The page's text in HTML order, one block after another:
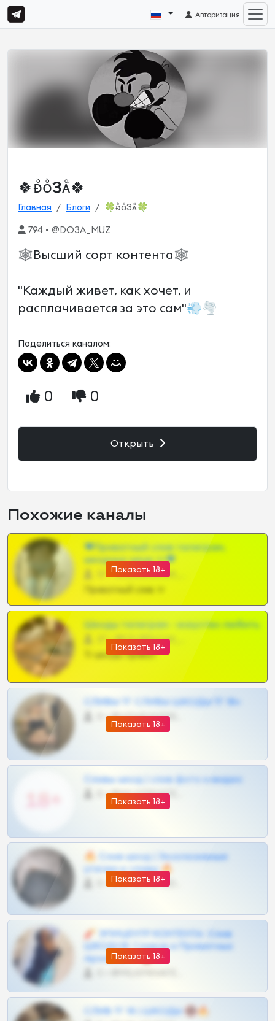
Авторизация
🍀ᴆᷘᴏᷳ3ᴀᷧ🍀
Главная Блоги 🍀ᴆᷘᴏᷳ3ᴀᷧ🍀
794 • @DO3A_MUZ
🕸️Высший сорт контента🕸️
"Каждый живет, как хочет, и
расплачивается за это сам"💨🌪️
Поделиться каналом:
0 0
Открыть
Похожие каналы
Показать 18+
❤Приватный слив телеграм,
шкодных шкур тг❤
57 •
Показать 18+
Шкоды телеграм - искуство любить
27 •
Тг шкоды приват
Показать 18+
СЛИВЫ ТГ СЛИВЫ ШКОДЫ ТГ 18+
0 •
Показать 18+
Сливы шкод | слив фото и видео
0 •
Показать 18+
🔥 Слив шкод | Эксклюзивные
утечки и сливы 🔥
0 •
Показать 18+
🧨 ЭПИЦЕНТР КОНТЕНТА: Слив
ШКОДОВ Сливов и Приватных
Архивов ТГ 🔞💎
СЛИВ ТГ 18 | ШКОДЫ 🔞🔥